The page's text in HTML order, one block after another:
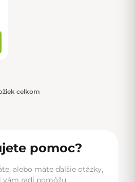
celkom
pomoc?
alebo máte ďalšie otázky,
vám radi pomôžu.